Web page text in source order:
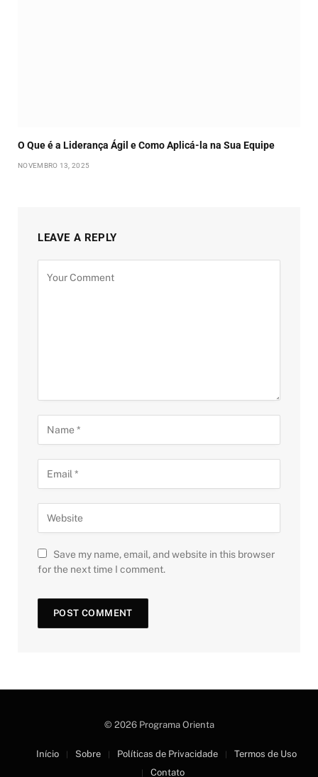
O Que é a Liderança Ágil e Como Aplicá-la na Sua Equipe
NOVEMBRO 13, 2025
LEAVE A REPLY
Save my name, email, and website in this browser
for the next time I comment.
© 2026 Programa Orienta
Início Sobre Políticas de Privacidade
Termos de Uso
Contato